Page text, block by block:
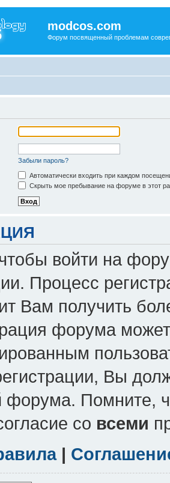
modcos.com
Форум посвященный проблемам
Забыли пароль?
Автоматически входить при каждом
Скрыть мое пребывание на форуме в этот
войти на
Процесс
Вам получить
форума может
Вы
форума. Помните,
со всеми
|